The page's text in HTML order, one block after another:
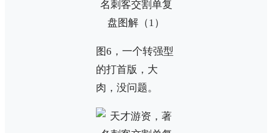
图6，一个转强型
的打首版，大
肉，没问题。